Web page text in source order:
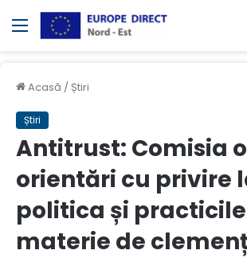
Meniul
Acasă / Știri
Știri
Antitrust: Comisia
orientări cu privire
politica și
materie de